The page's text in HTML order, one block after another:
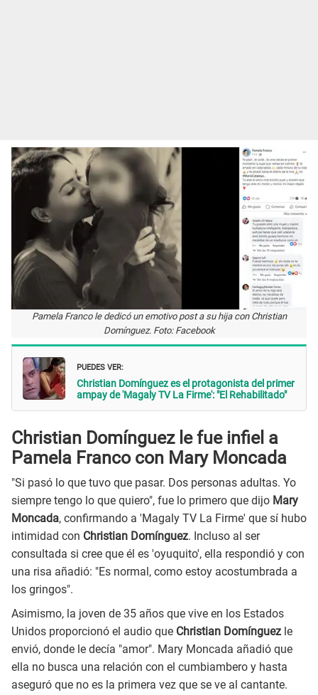
Pamela Franco le dedicó un emotivo post a su hija con Christian
Domínguez. Foto: Facebook
PUEDES VER:
Christian Domínguez es el protagonista del primer
ampay de 'Magaly TV La Firme': "El Rehabilitado"
Christian Domínguez le fue infiel a
Pamela Franco con Mary Moncada
"Si pasó lo que tuvo que pasar. Dos personas adultas. Yo
siempre tengo lo que quiero", fue lo primero que dijo Mary
Moncada, confirmando a 'Magaly TV La Firme' que sí hubo
intimidad con Christian Domínguez. Incluso al ser
consultada si cree que él es 'oyuquito', ella respondió y con
una risa añadió: "Es normal, como estoy acostumbrada a
los gringos".
Asimismo, la joven de 35 años que vive en los Estados
Unidos proporcionó el audio que Christian Domínguez le
envió, donde le decía "amor". Mary Moncada añadió que
ella no busca una relación con el cumbiambero y hasta
aseguró que no es la primera vez que se ve al cantante.